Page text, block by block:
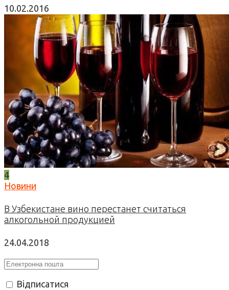
10.02.2016
4
Новини
В Узбекистане вино перестанет считаться
алкогольной продукцией
24.04.2018
Відписатися